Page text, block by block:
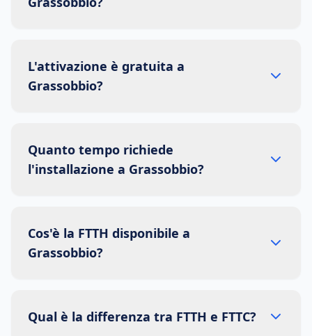
L'attivazione è gratuita a
Grassobbio?
Quanto tempo richiede
l'installazione a Grassobbio?
Cos'è la FTTH disponibile a
Grassobbio?
Qual è la differenza tra FTTH e FTTC?